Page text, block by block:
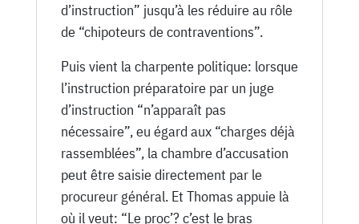
d’instruction” jusqu’à les réduire au rôle
de “chipoteurs de contraventions”.
Puis vient la charpente politique: lorsque
l’instruction préparatoire par un juge
d’instruction “n’apparaît pas
nécessaire”, eu égard aux “charges déjà
rassemblées”, la chambre d’accusation
peut être saisie directement par le
procureur général. Et Thomas appuie là
où il veut: “Le proc’? c’est le bras